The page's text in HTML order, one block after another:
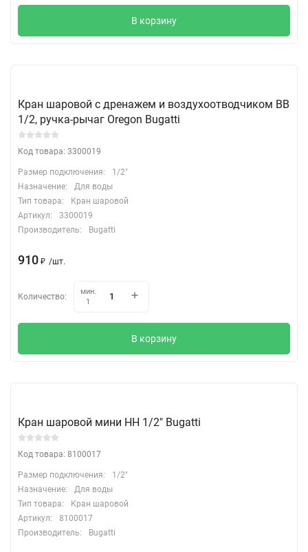
В корзину
Кран шаровой с дренажем и воздухоотводчиком ВВ
1/2, ручка-рычаг Oregon Bugatti
Код товара: 3300019
Размер подключения:
1/2"
Назначение:
Для воды
Тип товара:
Кран шаровой
Артикул:
3300019
Производитель:
Bugatti
910 ₽ /шт.
Количество:
мин.
1
В корзину
Кран шаровой мини НН 1/2" Bugatti
Код товара: 8100017
Размер подключения:
1/2"
Назначение:
Для воды
Тип товара:
Кран шаровой
Артикул:
8100017
Производитель:
Bugatti